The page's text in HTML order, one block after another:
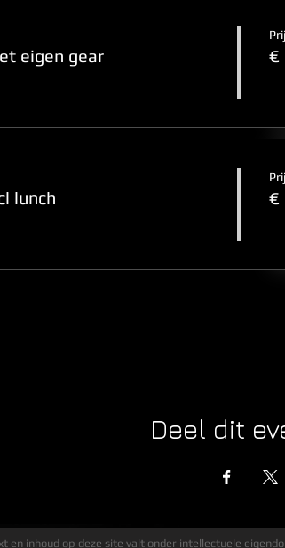
eigen gear €
lunch €
Deel dit
en inhoud op deze site valt onder intellectuele